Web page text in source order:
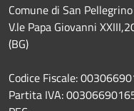
Comune di San
V.le Papa Giovanni
(BG)
Codice Fiscale:
Partita IVA: